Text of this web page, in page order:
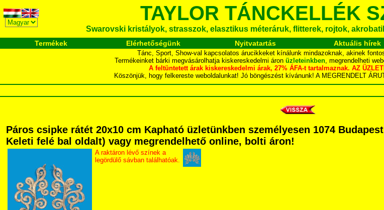
TAYLOR TÁNCKELLÉK
Swarovski kristályok, strasszok, elasztikus méteráruk, flitterek, rojtok,
Termékek Elérhetőségünk Nyitvatartás Aktuális hírek
Tánc, Sport, Show-val kapcsolatos árucikkeket kínálunk mindazoknak, akinek
Termékeinket bárki megvásárolhatja kiskereskedelmi áron üzleteinkben, megrendelheti
A feltüntetett árak kiskereskedelmi árak, 27% ÁFA-t tartalmaznak. AZ
Köszönjük, hogy felkereste weboldalunkat! Jó böngészést kívánunk! A MEGRENDELT
Páros csipke rátét 20x10 cm Kapható üzletünkben személyesen 1074
Keleti felé bal oldalt) vagy megrendelhető online, bolti áron!
A raktáron lévő színek a
legördülő sávban találhatóak.